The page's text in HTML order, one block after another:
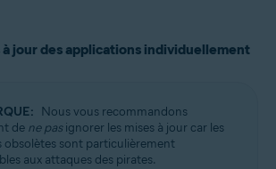
à jour des applications individuellement
Nous vous recommandons
de ne pasignorer les mises à jour car les
obsolètes sont particulièrement
aux attaques des pirates.